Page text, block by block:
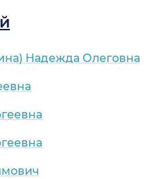
Надежда Олеговна